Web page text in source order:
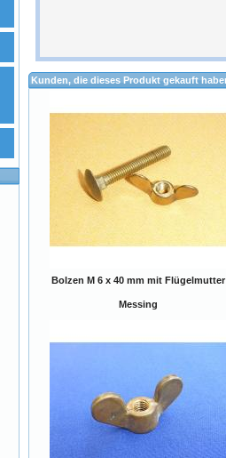
Kunden, die dieses Produkt gekauft
Bolzen M 6 x 40 mm mit Flügelmutter
Messing